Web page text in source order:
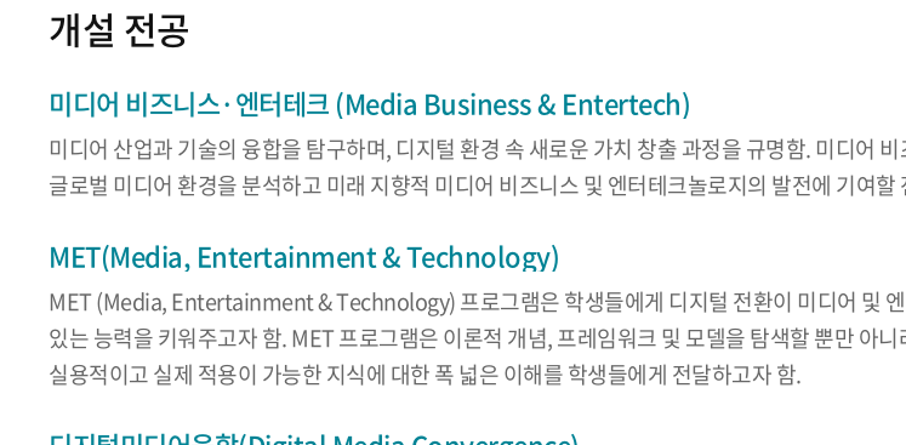
개설 전공
미디어 비즈니스·엔터테크 (Media Business & Entertech)
미디어 산업과 기술의 융합을 탐구하며, 디지털 환경 속 새로운 가치 창출 과정을 규명함. 미디어
글로벌 미디어 환경을 분석하고 미래 지향적 미디어 비즈니스 및 엔터테크놀로지의 발전에 기여할
MET(Media, Entertainment & Technology)
MET (Media, Entertainment & Technology) 프로그램은 학생들에게 디지털 전환이 미디어 및
있는 능력을 키워주고자 함. MET 프로그램은 이론적 개념, 프레임워크 및 모델을 탐색할 뿐만 아
실용적이고 실제 적용이 가능한 지식에 대한 폭 넓은 이해를 학생들에게 전달하고자 함.